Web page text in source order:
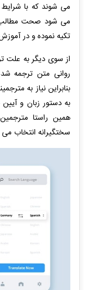
می شوند که با
می شود صحت مطالب
تکیه نموده و در
از سوی دیگر به علت
روانی متن ترجمه
بنابراین نیاز به
به دستور زبان و
همین راستا
سختگیرانه انتخاب